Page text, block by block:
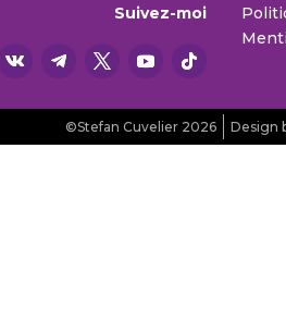
Suivez-moi
©Stefan Cuvelier 2026 Design